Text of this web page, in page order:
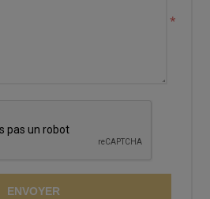
*
ENVOYER